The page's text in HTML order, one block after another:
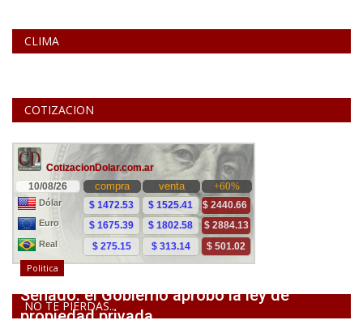
CLIMA
COTIZACION
NO TE PIERDAS...
Politica
Senado: el Gobierno aprobó la ley de
propiedad privada,...